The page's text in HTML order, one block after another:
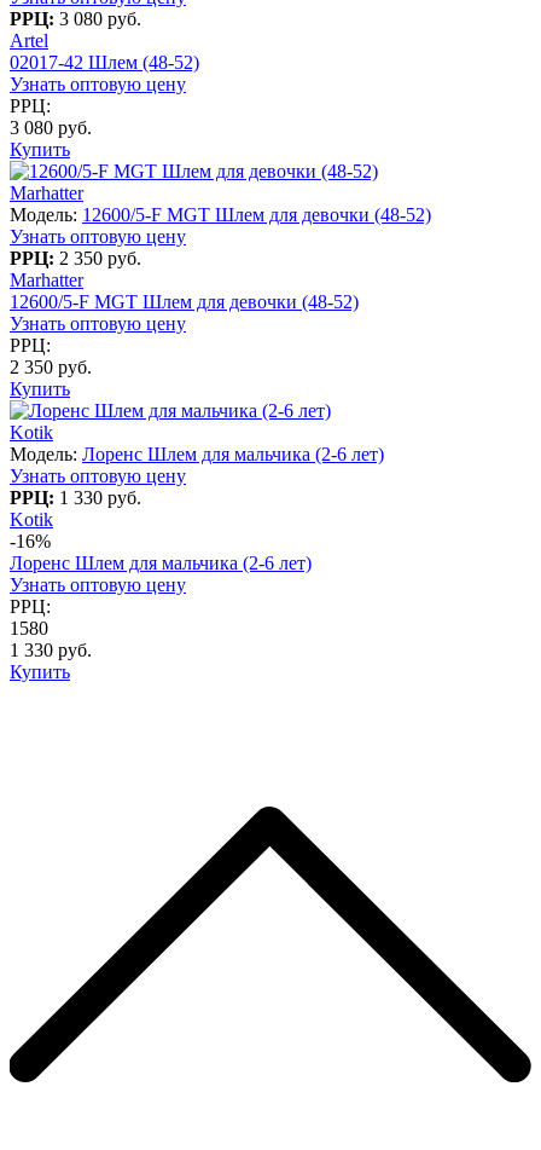
РРЦ: 3 080 руб.
Artel
02017-42 Шлем (48-52)
Узнать оптовую цену
РРЦ:
3 080 руб.
Купить
Marhatter
Модель: 12600/5-F MGT Шлем для девочки (48-52)
Узнать оптовую цену
РРЦ: 2 350 руб.
Marhatter
12600/5-F MGT Шлем для девочки (48-52)
Узнать оптовую цену
РРЦ:
2 350 руб.
Купить
Kotik
Модель: Лоренс Шлем для мальчика (2-6 лет)
Узнать оптовую цену
РРЦ: 1 330 руб.
Kotik
-16%
Лоренс Шлем для мальчика (2-6 лет)
Узнать оптовую цену
РРЦ:
1580
1 330 руб.
Купить